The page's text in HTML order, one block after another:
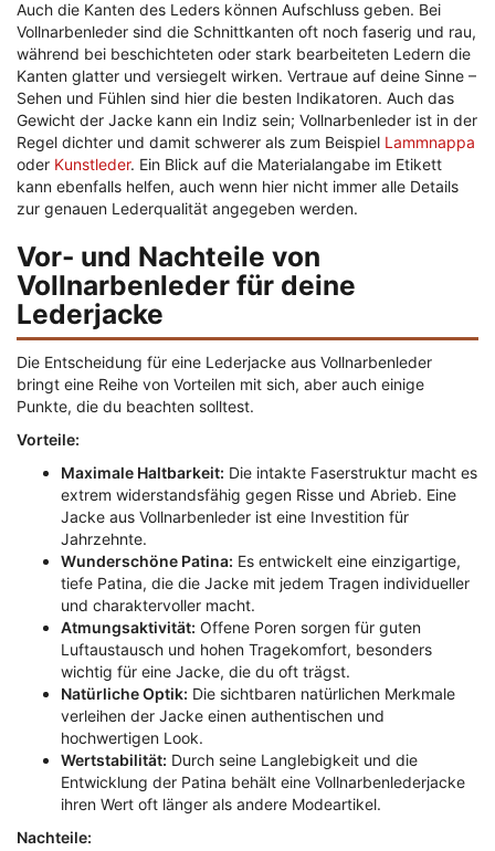
Auch die Kanten des Leders können Aufschluss geben. Bei
Vollnarbenleder sind die Schnittkanten oft noch faserig und rau,
während bei beschichteten oder stark bearbeiteten Ledern die
Kanten glatter und versiegelt wirken. Vertraue auf deine Sinne –
Sehen und Fühlen sind hier die besten Indikatoren. Auch das
Gewicht der Jacke kann ein Indiz sein; Vollnarbenleder ist in der
Regel dichter und damit schwerer als zum Beispiel Lammnappa
oder Kunstleder. Ein Blick auf die Materialangabe im Etikett
kann ebenfalls helfen, auch wenn hier nicht immer alle Details
zur genauen Lederqualität angegeben werden.
Vor- und Nachteile von
Vollnarbenleder für deine
Lederjacke
Die Entscheidung für eine Lederjacke aus Vollnarbenleder
bringt eine Reihe von Vorteilen mit sich, aber auch einige
Punkte, die du beachten solltest.
Vorteile:
Maximale Haltbarkeit: Die intakte Faserstruktur macht es
extrem widerstandsfähig gegen Risse und Abrieb. Eine
Jacke aus Vollnarbenleder ist eine Investition für
Jahrzehnte.
Wunderschöne Patina: Es entwickelt eine einzigartige,
tiefe Patina, die die Jacke mit jedem Tragen individueller
und charaktervoller macht.
Atmungsaktivität: Offene Poren sorgen für guten
Luftaustausch und hohen Tragekomfort, besonders
wichtig für eine Jacke, die du oft trägst.
Natürliche Optik: Die sichtbaren natürlichen Merkmale
verleihen der Jacke einen authentischen und
hochwertigen Look.
Wertstabilität: Durch seine Langlebigkeit und die
Entwicklung der Patina behält eine Vollnarbenlederjacke
ihren Wert oft länger als andere Modeartikel.
Nachteile: